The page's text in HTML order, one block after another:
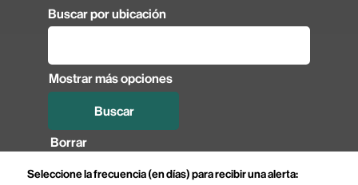
Buscar por ubicación
Mostrar más opciones
Borrar
Seleccione la frecuencia (en días) para recibir una alerta: